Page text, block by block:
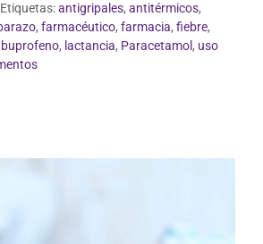
Etiquetas:antigripales, antitérmicos,
, farmacéutico, farmacia, fiebre,
, lactancia, Paracetamol, uso
Mundo Infantil